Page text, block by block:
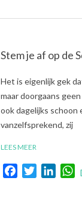
Stem je af op de
2020-
Het is eigenlijk gek
maar doorgaans
ook dagelijks schoon
vanzelfsprekend, zij
LEES MEER
FacebookTwitter